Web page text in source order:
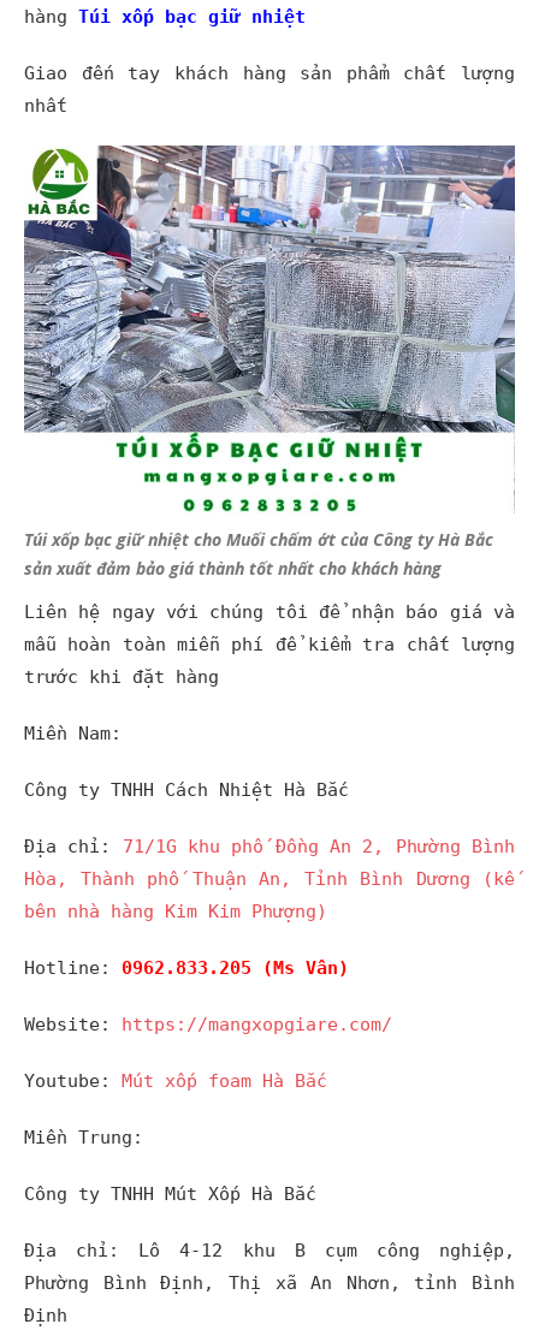
hàng Túi xốp bạc giữ nhiệt
Giao đến tay khách hàng sản phẩm chất lượng
nhất
Túi xốp bạc giữ nhiệt cho Muối chấm ớt của Công ty Hà Bắc
sản xuất đảm bảo giá thành tốt nhất cho khách hàng
Liên hệ ngay với chúng tôi để nhận báo giá và
mẫu hoàn toàn miễn phí để kiểm tra chất lượng
trước khi đặt hàng
Miền Nam:
Công ty TNHH Cách Nhiệt Hà Bắc
Địa chỉ: 71/1G khu phố Đồng An 2, Phường Bình
Hòa, Thành phố Thuận An, Tỉnh Bình Dương (kế
bên nhà hàng Kim Kim Phượng)
Hotline: 0962.833.205 (Ms Vân)
Website: https://mangxopgiare.com/
Youtube: Mút xốp foam Hà Bắc
Miền Trung:
Công ty TNHH Mút Xốp Hà Bắc
Địa chỉ: Lô 4-12 khu B cụm công nghiệp,
Phường Bình Định, Thị xã An Nhơn, tỉnh Bình
Định